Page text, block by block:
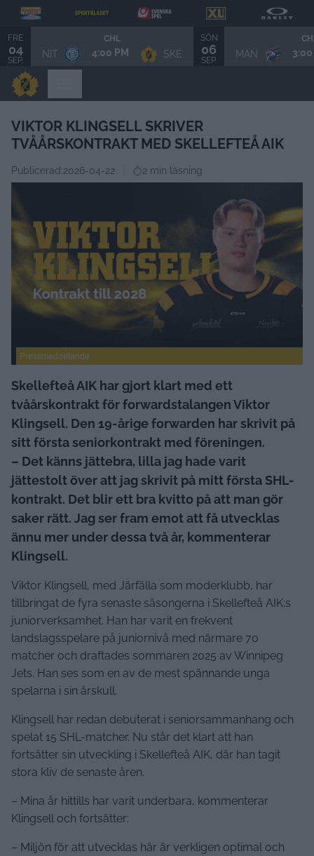
FRE
04
SEP.
CHL
NIT 4:00 PM SKE
SÖN
06
SEP.
MAN
VIKTOR KLINGSELL SKRIVER
TVÅÅRSKONTRAKT MED SKELLEFTEÅ AIK
Publicerad:2026-04-22 2 min läsning
Pressmeddelande
Skellefteå AIK har gjort klart med ett
tvåårskontrakt för forwardstalangen Viktor
Klingsell. Den 19-årige forwarden har skrivit på
sitt första seniorkontrakt med föreningen.
– Det känns jättebra, lilla jag hade varit
jättestolt över att jag skrivit på mitt första SHL-
kontrakt. Det blir ett bra kvitto på att man gör
saker rätt. Jag ser fram emot att få utvecklas
ännu mer under dessa två år, kommenterar
Klingsell.
Viktor Klingsell, med Järfälla som moderklubb, har
tillbringat de fyra senaste säsongerna i Skellefteå AIK:s
juniorverksamhet. Han har varit en frekvent
landslagsspelare på juniornivå med närmare 70
matcher och draftades sommaren 2025 av Winnipeg
Jets. Han ses som en av de mest spännande unga
spelarna i sin årskull.
Klingsell har redan debuterat i seniorsammanhang och
spelat 15 SHL-matcher. Nu står det klart att han
fortsätter sin utveckling i Skellefteå AIK, där han tagit
stora kliv de senaste åren.
– Mina år hittills har varit underbara, kommenterar
Klingsell och fortsätter:
– Miljön för att utvecklas här är verkligen optimal och